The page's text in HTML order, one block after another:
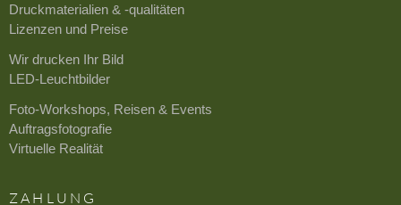
Druckmaterialien & -qualitäten
Lizenzen und Preise
Wir drucken Ihr Bild
LED-Leuchtbilder
Foto-Workshops, Reisen & Events
Auftragsfotografie
Virtuelle Realität
ZAHLUNG